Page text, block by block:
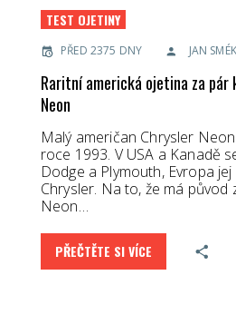
TEST OJETINY
PŘED 2375 DNY JAN
Raritní americká ojetina za pár
Neon
Malý američan Chrysler
roce 1993. V USA a Kanadě
Dodge a Plymouth, Evropa
Chrysler. Na to, že má původ
Neon…
PŘEČTĚTE SI VÍCE